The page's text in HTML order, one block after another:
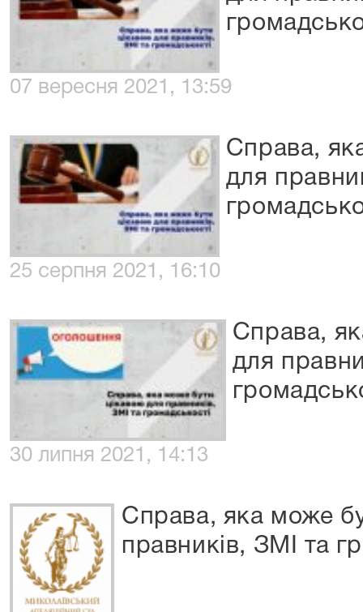
07 вересня 2021, 13:59
Справа,
для
25 серпня 2021, 16:10
Справа,
для
30 липня 2021, 14:13
Справа, яка може
правників, ЗМІ та